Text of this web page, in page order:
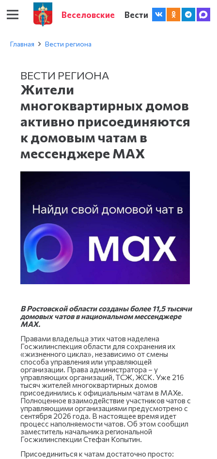
Веселовские Вести
Главная Вести региона
ВЕСТИ РЕГИОНА
Жители
многоквартирных домов
активно присоединяются
к домовым чатам в
мессенджере МАХ
В Ростовской области созданы более 11,5 тысячи
домовых чатов в национальном мессенджере
МАХ.
Правами владельца этих чатов наделена
Госжилинспекция области для сохранения их
«жизненного цикла», независимо от смены
способа управления или управляющей
организации. Права администратора – у
управляющих организаций, ТСЖ, ЖСК. Уже 216
тысяч жителей многоквартирных домов
присоединились к официальным чатам в МАХе.
Полноценное взаимодействие участников чатов с
управляющими организациями предусмотрено с
сентября 2026 года. В настоящее время идет
процесс наполняемости чатов. Об этом сообщил
заместитель начальника региональной
Госжилинспекции Стефан Копытин.
Присоединиться к чатам достаточно просто: